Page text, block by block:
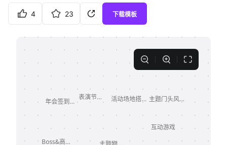
客户案例
4 23 下载模板